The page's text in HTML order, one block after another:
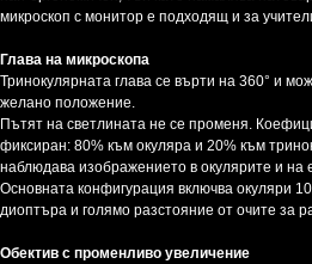
микроскоп с монитор е подходящ и за
Глава на микроскопа
Тринокулярната глава се върти на 360° и
желано положение.
Пътят на светлината не се променя.
фиксиран: 80% към окуляра и 20% към
наблюдава изображението в окулярите и на
Основната конфигурация включва окуляри
диоптъра и голямо разстояние от очите за
Обектив с променливо увеличение